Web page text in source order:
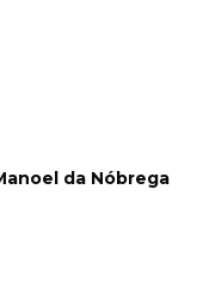
da Nóbrega